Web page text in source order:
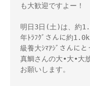
も大歓迎ですよー！
明日3日(土)は、約
年ﾄﾗﾌｸﾞさんに約
級養大ｼﾏｱｼﾞさんにと
真鯛さんの大•大•大
お願いします。